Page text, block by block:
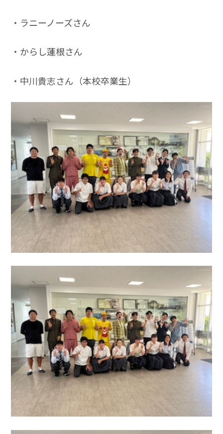
・ラニーノーズさん
・からし蓮根さん
・中川貴志さん（本校卒業生）